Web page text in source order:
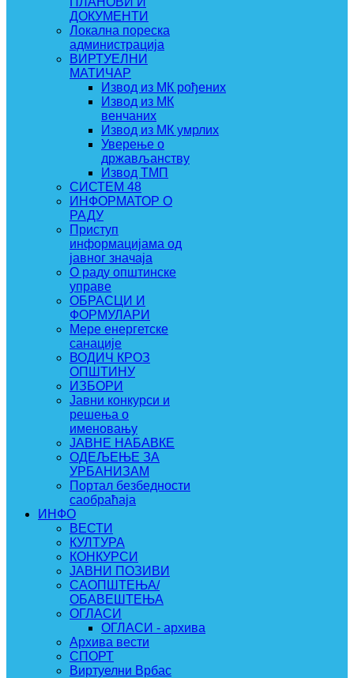
ДОКУМЕНТИ
Локална пореска
администрација
ВИРТУЕЛНИ
МАТИЧАР
Извод из МК рођених
Извод из МК
венчаних
Извод из МК умрлих
Уверење о
држављанству
Извод ТМП
СИСТЕМ 48
ИНФОРМАТОР О
РАДУ
Приступ
информацијама од
јавног значаја
О раду општинске
управе
ОБРАСЦИ И
ФОРМУЛАРИ
Мере енергетске
санације
ВОДИЧ КРОЗ
ОПШТИНУ
ИЗБОРИ
Јавни конкурси и
решења о
именовању
ЈАВНЕ НАБАВКЕ
ОДЕЉЕЊЕ ЗА
УРБАНИЗАМ
Портал безбедности
саобраћаја
ИНФО
ВЕСТИ
КУЛТУРА
КОНКУРСИ
ЈАВНИ ПОЗИВИ
САОПШТЕЊА/
ОБАВЕШТЕЊА
ОГЛАСИ
ОГЛАСИ - архива
Архива вести
СПОРТ
Виртуелни Врбас